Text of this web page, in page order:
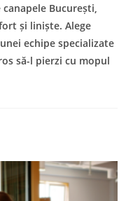
București,
și liniște. Alege
echipe specializate
să-l pierzi cu mopul